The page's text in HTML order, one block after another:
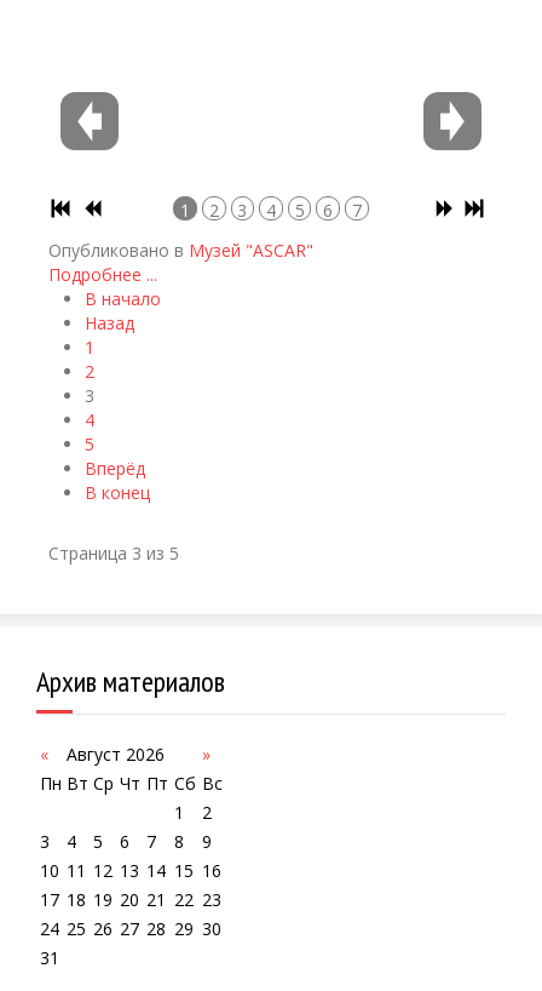
1 2 3 4 5 6
7
Опубликовано в Музей "ASCAR"
Подробнее ...
В начало
Назад
1
2
3
4
5
Вперёд
В конец
Страница 3 из 5
Архив материалов
« Август 2026
»
Пн Вт Ср Чт Пт Сб Вс
1
2
3
4 5 6 7 8
9
10 11 12 13 14 15 16
17 18 19 20 21 22 23
24 25 26 27 28 29 30
31